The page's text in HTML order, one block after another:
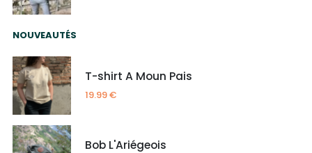
NOUVEAUTÉS
T-shirt A Moun Pais
19.99€
Bob L'Ariégeois